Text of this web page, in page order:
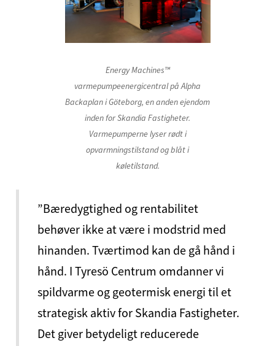
Energy Machines™
varmepumpeenergicentral på Alpha
Backaplan i Göteborg, en anden ejendom
inden for Skandia Fastigheter.
Varmepumperne lyser rødt i
opvarmningstilstand og blåt i
køletilstand.
”Bæredygtighed og rentabilitet
behøver ikke at være i modstrid med
hinanden. Tværtimod kan de gå hånd i
hånd. I Tyresö Centrum omdanner vi
spildvarme og geotermisk energi til et
strategisk aktiv for Skandia Fastigheter.
Det giver betydeligt reducerede